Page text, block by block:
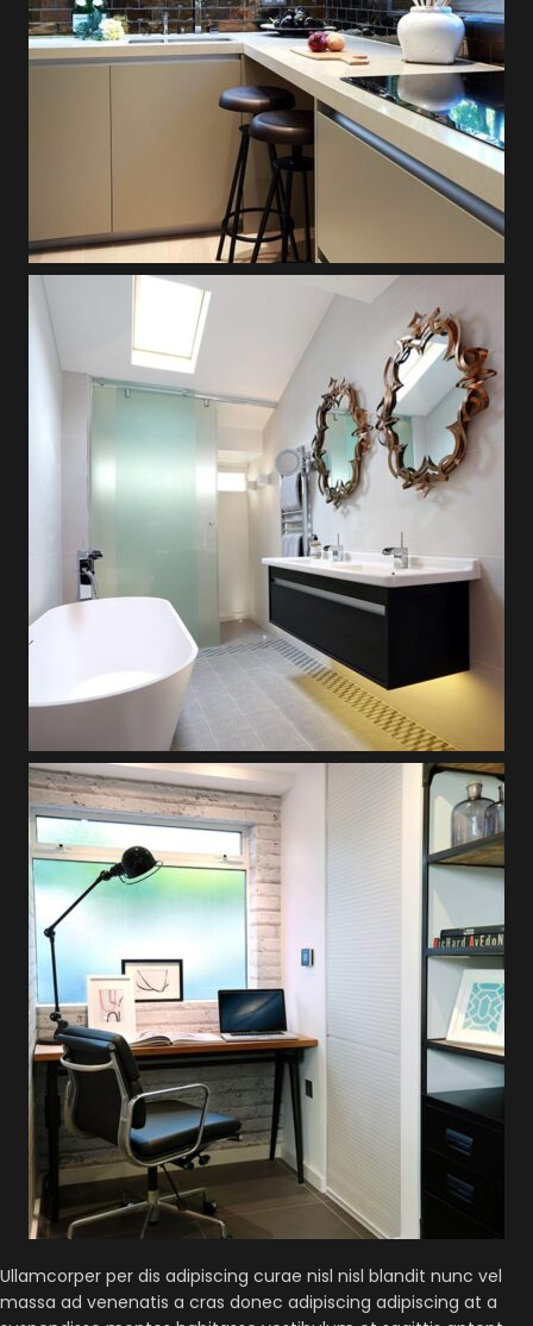
Ullamcorper per dis adipiscing curae nisl nisl blandit nunc vel
massa ad venenatis a cras donec adipiscing adipiscing at a